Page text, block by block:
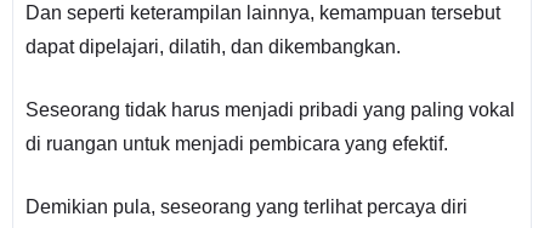
Dan seperti keterampilan lainnya, kemampuan tersebut
dapat dipelajari, dilatih, dan dikembangkan.
Seseorang tidak harus menjadi pribadi yang paling vokal
di ruangan untuk menjadi pembicara yang efektif.
Demikian pula, seseorang yang terlihat percaya diri